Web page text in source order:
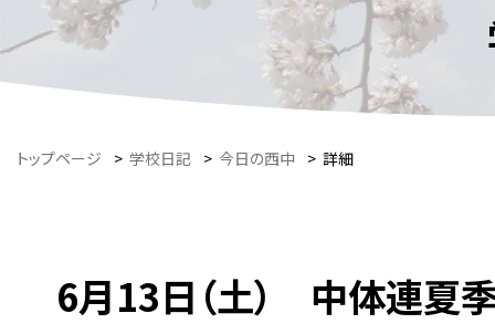
トップページ > 学校日記 > 今日の西中 > 詳細
6月13日（土） 中体連夏